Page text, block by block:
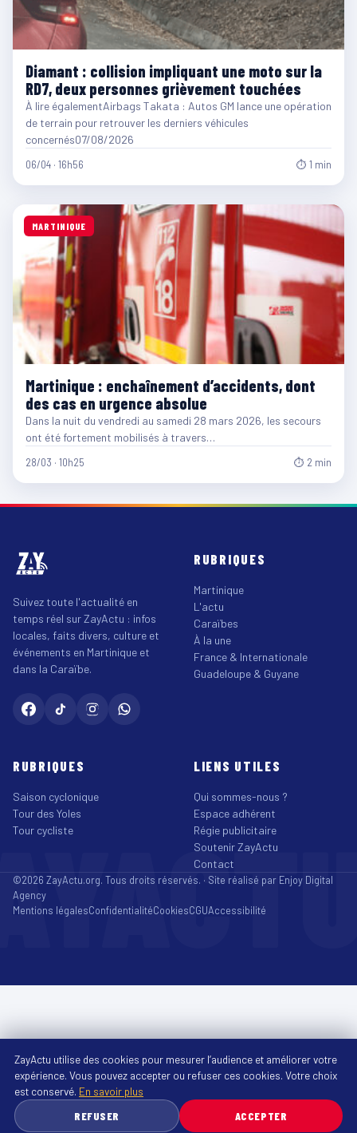
Diamant : collision impliquant une moto sur la
RD7, deux personnes grièvement touchées
À lire égalementAirbags Takata : Autos GM lance une opération
de terrain pour retrouver les derniers véhicules
concernés07/08/2026
06/04 · 16h56 ⏱ 1 min
MARTINIQUE
Martinique : enchaînement d’accidents, dont
des cas en urgence absolue
Dans la nuit du vendredi au samedi 28 mars 2026, les secours
ont été fortement mobilisés à travers…
28/03 · 10h25 ⏱ 2 min
Suivez toute l'actualité en
temps réel sur ZayActu : infos
locales, faits divers, culture et
événements en Martinique et
dans la Caraïbe.
RUBRIQUES
Martinique
L'actu
Caraïbes
À la une
France & Internationale
Guadeloupe & Guyane
RUBRIQUES
Saison cyclonique
Tour des Yoles
Tour cycliste
LIENS UTILES
Qui sommes-nous ?
Espace adhérent
Régie publicitaire
Soutenir ZayActu
Contact
©2026 ZayActu.org. Tous droits réservés. · Site réalisé par Enjoy Digital
Agency
Mentions légalesConfidentialitéCookiesCGUAccessibilité
ZayActu utilise des cookies pour mesurer l’audience et améliorer votre
expérience. Vous pouvez accepter ou refuser ces cookies. Votre choix
est conservé. En savoir plus
REFUSER
ACCEPTER